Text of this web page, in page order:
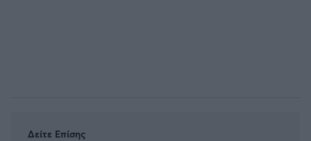
Δείτε Επίσης